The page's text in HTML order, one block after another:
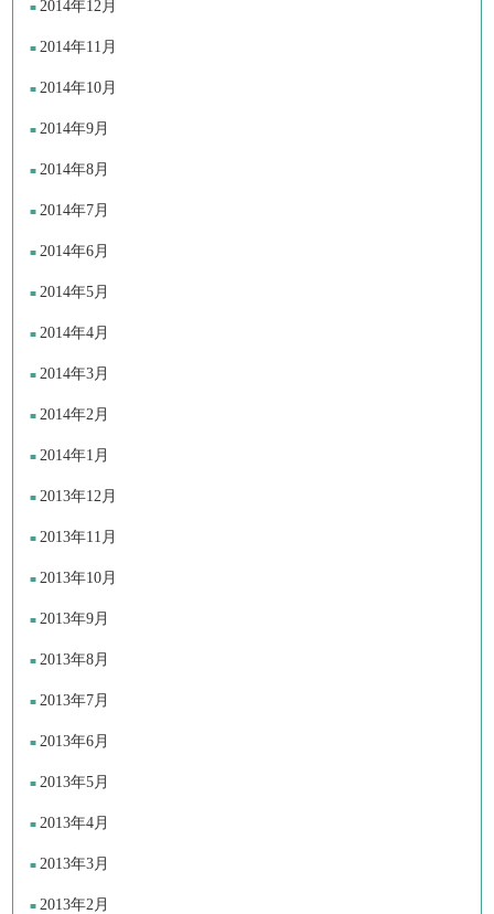
2014年12月
2014年11月
2014年10月
2014年9月
2014年8月
2014年7月
2014年6月
2014年5月
2014年4月
2014年3月
2014年2月
2014年1月
2013年12月
2013年11月
2013年10月
2013年9月
2013年8月
2013年7月
2013年6月
2013年5月
2013年4月
2013年3月
2013年2月